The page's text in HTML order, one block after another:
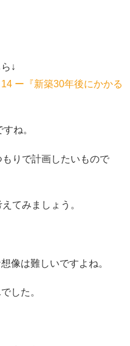
↓
ー『新築30年後にかかる
ね。
りで計画したいもので
てみましょう。
像は難しいですよね。
した。